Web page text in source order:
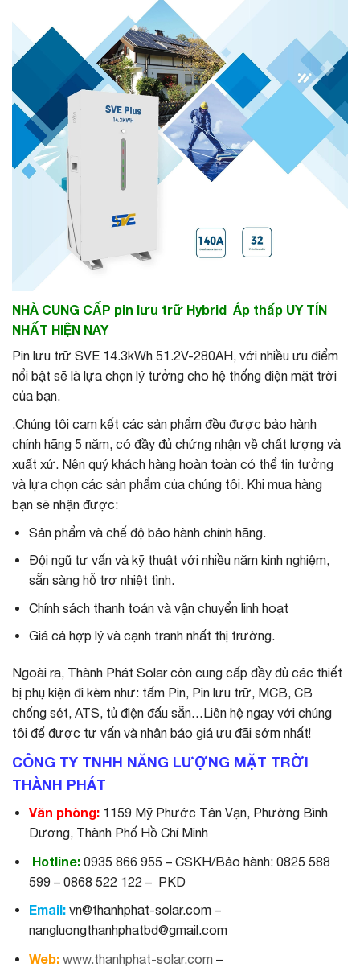
NHÀ CUNG CẤP pin lưu trữ Hybrid Áp thấp UY TÍN
NHẤT HIỆN NAY
Pin lưu trữ SVE 14.3kWh 51.2V-280AH, với nhiều ưu điểm
nổi bật sẽ là lựa chọn lý tưởng cho hệ thống điện mặt trời
của bạn.
.Chúng tôi cam kết các sản phẩm đều được bảo hành
chính hãng 5 năm, có đầy đủ chứng nhận về chất lượng và
xuất xứ. Nên quý khách hàng hoàn toàn có thể tin tưởng
và lựa chọn các sản phẩm của chúng tôi. Khi mua hàng
bạn sẽ nhận được:
Sản phẩm và chế độ bảo hành chính hãng.
Đội ngũ tư vấn và kỹ thuật với nhiều năm kinh nghiệm,
sẵn sàng hỗ trợ nhiệt tình.
Chính sách thanh toán và vận chuyển linh hoạt
Giá cả hợp lý và cạnh tranh nhất thị trường.
Ngoài ra, Thành Phát Solar còn cung cấp đầy đủ các thiết
bị phụ kiện đi kèm như: tấm Pin, Pin lưu trữ, MCB, CB
chống sét, ATS, tủ điện đấu sẵn…Liên hệ ngay với chúng
tôi để được tư vấn và nhận báo giá ưu đãi sớm nhất!
CÔNG TY TNHH NĂNG LƯỢNG MẶT TRỜI
THÀNH PHÁT
Văn phòng: 1159 Mỹ Phước Tân Vạn, Phường Bình
Dương, Thành Phố Hồ Chí Minh
Hotline: 0935 866 955 – CSKH/Bảo hành: 0825 588
599 – 0868 522 122 – PKD
Email:vn@thanhphat-solar.com –
nangluongthanhphatbd@gmail.com
Web: www.thanhphat-solar.com –